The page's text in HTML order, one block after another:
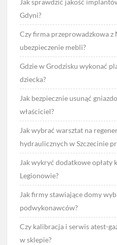
Jak sprawdzić jakość
Gdyni?
Czy firma przeprowadzkowa z
ubezpieczenie mebli?
Gdzie w Grodzisku wykonać
dziecka?
Jak bezpiecznie usunąć
właściciel?
Jak wybrać warsztat na
hydraulicznych w Szczecinie
Jak wykryć dodatkowe opłaty
Legionowie?
Jak firmy stawiające domy
podwykonawców?
Czy kalibracja i serwis atest-
w sklepie?